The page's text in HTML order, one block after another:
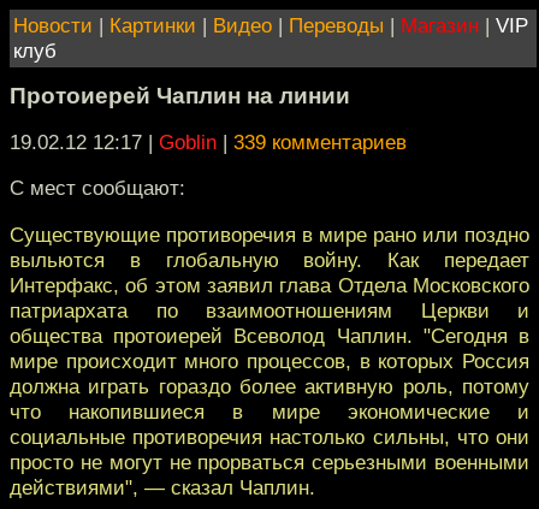
Новости | Картинки | Видео | Переводы | Магазин | VIP
клуб
Протоиерей Чаплин на линии
19.02.12 12:17 | Goblin | 339 комментариев
C мест сообщают:
Существующие противоречия в мире рано или поздно
выльются в глобальную войну. Как передает
Интерфакс, об этом заявил глава Отдела Московского
патриархата по взаимоотношениям Церкви и
общества протоиерей Всеволод Чаплин. "Сегодня в
мире происходит много процессов, в которых Россия
должна играть гораздо более активную роль, потому
что накопившиеся в мире экономические и
социальные противоречия настолько сильны, что они
просто не могут не прорваться серьезными военными
действиями", — сказал Чаплин.